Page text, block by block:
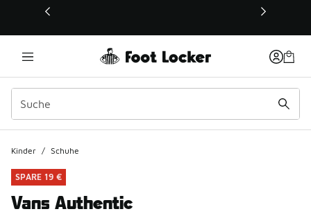
Dieser Link öffnet sich in einem neuen Fenster
Kinder / Schuhe
SPARE 19 €
Vans Authentic